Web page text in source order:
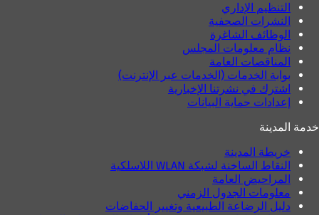
التنظيم الإداري
النشرات الصحفية
الوظائف الشاغرة
نظام معلومات المجلس
المناقصات العامة
بوابة الخدمات (الخدمات عبر الإنترنت)
اشترك في نشرتنا الإخبارية
إعدادات حماية البيانات
خدمة المدينة
خريطة المدينة
النقاط الساخنة لشبكة WLAN اللاسلكية
المراحيض العامة
معلومات الجدول الزمني
دليل الرضاعة الطبيعية وتغيير الحفاضات